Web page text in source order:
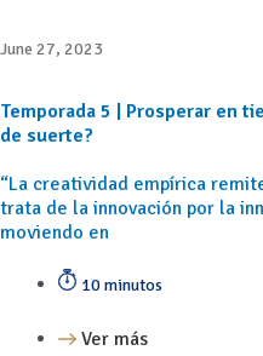
June 27, 2023
Temporada 5 | Prosperar en
de suerte?
“La creatividad empírica
trata de la innovación por la
moviendo en
10 minutos
Ver más